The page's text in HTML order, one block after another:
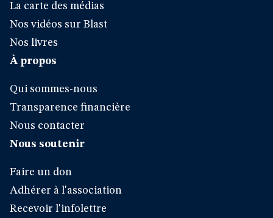
La carte des médias
Nos vidéos sur Blast
Nos livres
À propos
Qui sommes-nous
Transparence financière
Nous contacter
Nous soutenir
Faire un don
Adhérer à l'association
Recevoir l'infolettre